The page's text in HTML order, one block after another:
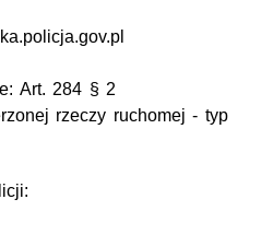
Art. 284 § 2
rzeczy ruchomej - typ